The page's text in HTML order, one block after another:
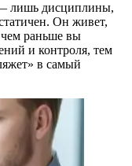
лишь дисциплины,
Он живет,
чем раньше вы
и контроля, тем
в самый